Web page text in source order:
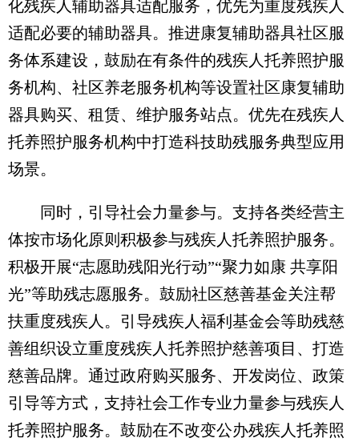
化残疾人辅助器具适配服务，优先为重度残疾人
适配必要的辅助器具。推进康复辅助器具社区服
务体系建设，鼓励在有条件的残疾人托养照护服
务机构、社区养老服务机构等设置社区康复辅助
器具购买、租赁、维护服务站点。优先在残疾人
托养照护服务机构中打造科技助残服务典型应用
场景。
同时，引导社会力量参与。支持各类经营主
体按市场化原则积极参与残疾人托养照护服务。
积极开展“志愿助残阳光行动”“聚力如康 共享阳
光”等助残志愿服务。鼓励社区慈善基金关注帮
扶重度残疾人。引导残疾人福利基金会等助残慈
善组织设立重度残疾人托养照护慈善项目、打造
慈善品牌。通过政府购买服务、开发岗位、政策
引导等方式，支持社会工作专业力量参与残疾人
托养照护服务。鼓励在不改变公办残疾人托养照